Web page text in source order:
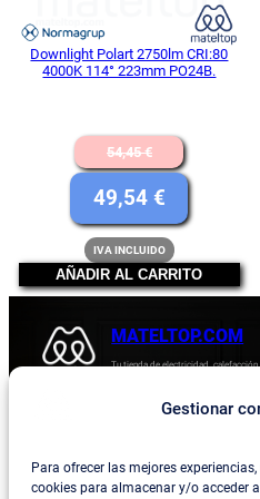
Gestionar
Para ofrecer las mejores
cookies para almacenar y/o acceder
Downlight Polart 2750lm CRI:80
4000K 114° 223mm PO24B.
54,45€
El
precio
original
era:
54,45 €.
49,54 €
El
precio
actual
es:
49,54 €.
IVA INCLUIDO
AÑADIR AL CARRITO
MATELTOP.COM
Tu tienda de electricidad,
Privacidad
Política